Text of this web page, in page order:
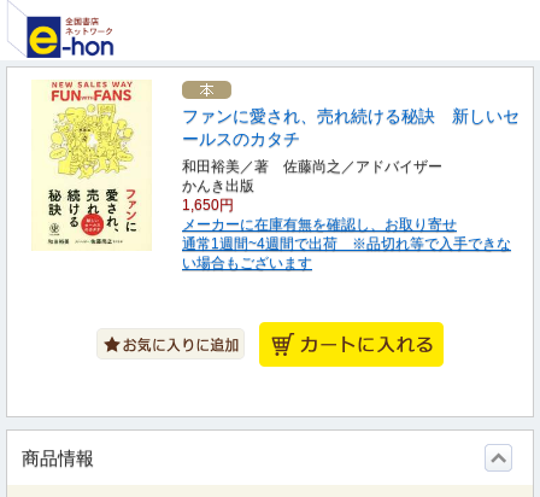
ファンに愛され、売れ続ける秘訣 新しいセ
ールスのカタチ
和田裕美／著 佐藤尚之／アドバイザー
かんき出版
1,650円
メーカーに在庫有無を確認し、お取り寄せ
通常1週間~4週間で出荷 ※品切れ等で入手できな
い場合もございます
商品情報